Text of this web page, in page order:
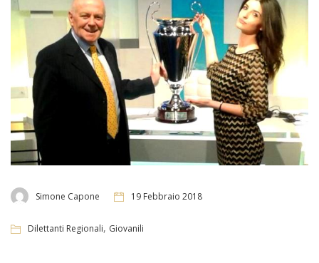
Simone Capone 19 Febbraio 2018
Dilettanti Regionali, Giovanili